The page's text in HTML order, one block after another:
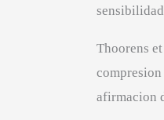
Thoorens
afirmacion